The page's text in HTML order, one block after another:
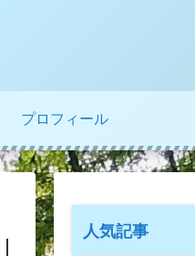
プロフィール
人気記事